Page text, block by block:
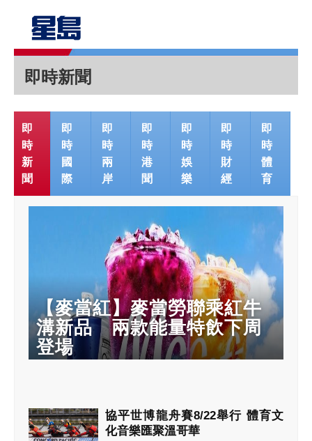
即時新聞
即
時
新
聞
即
時
國
際
即
時
兩
岸
即
時
港
聞
即
時
娛
樂
即
時
財
經
即
時
體
育
【麥當紅】麥當勞聯乘紅牛
溝新品 兩款能量特飲下周
登場
協平世博龍舟賽8/22舉行 體育文
化音樂匯聚溫哥​​華